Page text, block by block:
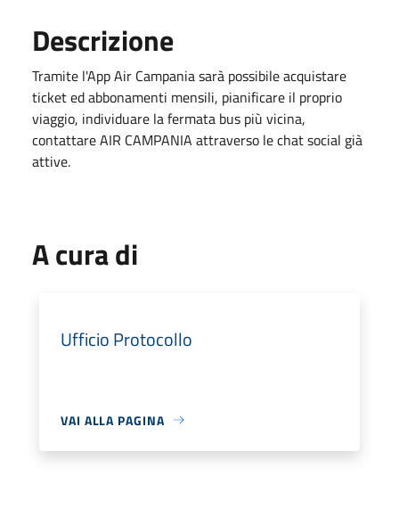
Descrizione
Tramite l'App Air Campania sarà possibile acquistare
ticket ed abbonamenti mensili, pianificare il proprio
viaggio, individuare la fermata bus più vicina,
contattare AIR CAMPANIA attraverso le chat social già
attive.
A cura di
Ufficio Protocollo
VAI ALLA PAGINA